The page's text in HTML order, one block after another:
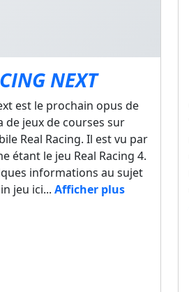
NEXT
est le prochain opus de
de jeux de courses sur
Real Racing. Il est vu par
étant le jeu Real Racing 4.
informations au sujet
jeu ici... Afficher plus